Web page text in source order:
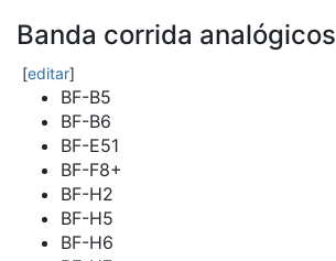
Banda corrida analógicos
[editar]
BF-B5
BF-B6
BF-E51
BF-F8+
BF-H2
BF-H5
BF-H6